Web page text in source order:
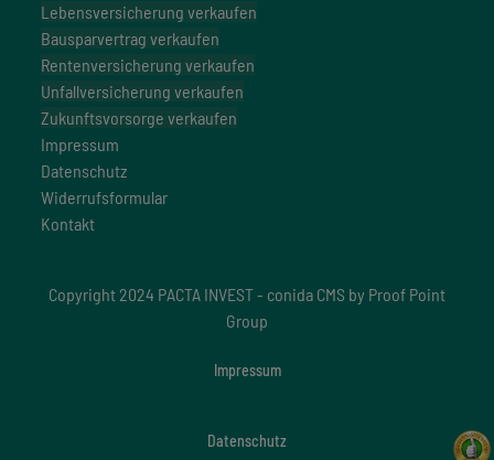
Lebensversicherung verkaufen
Bausparvertrag verkaufen
Rentenversicherung verkaufen
Unfallversicherung verkaufen
Zukunftsvorsorge verkaufen
Impressum
Datenschutz
Widerrufsformular
Kontakt
Copyright 2024 PACTA INVEST - conida CMS by Proof Point
Group
Impressum
Datenschutz